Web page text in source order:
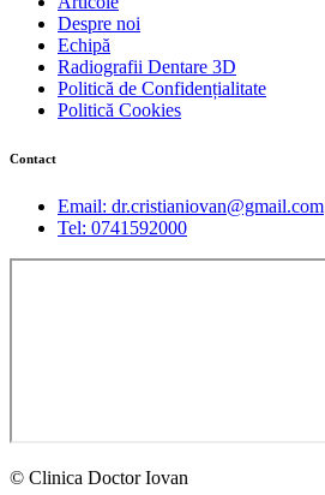
Despre noi
Echipă
Radiografii Dentare 3D
Politică de Confidențialitate
Politică Cookies
Contact
Email: dr.cristianiovan@gmail.com
Tel: 0741592000
© Clinica Doctor Iovan